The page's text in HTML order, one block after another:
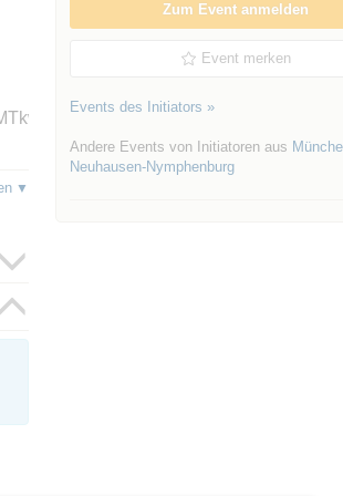
Zum Event anmelden
Event merken
Events des Initiators »
Andere Events von Initiatoren aus
Neuhausen-Nymphenburg